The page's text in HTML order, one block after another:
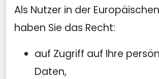
Als Nutzer in der
haben Sie das Recht:
auf Zugriff auf Ihre
Daten,